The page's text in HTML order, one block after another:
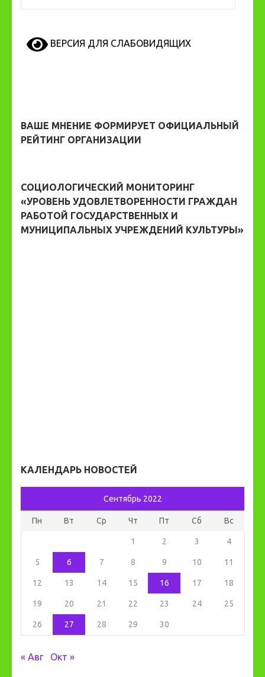
ВЕРСИЯ ДЛЯ СЛАБОВИДЯЩИХ
ВАШЕ МНЕНИЕ ФОРМИРУЕТ ОФИЦИАЛЬНЫЙ
РЕЙТИНГ ОРГАНИЗАЦИИ
СОЦИОЛОГИЧЕСКИЙ МОНИТОРИНГ
«УРОВЕНЬ УДОВЛЕТВОРЕННОСТИ ГРАЖДАН
РАБОТОЙ ГОСУДАРСТВЕННЫХ И
МУНИЦИПАЛЬНЫХ УЧРЕЖДЕНИЙ КУЛЬТУРЫ»
КАЛЕНДАРЬ НОВОСТЕЙ
Сентябрь 2022
Пн Вт Ср Чт Пт Сб Вс
1 2 3 4
5 6 7 8 9 10 11
12 13 14 15 16 17 18
19 20 21 22 23 24 25
26 27 28 29 30
« Авг Окт »